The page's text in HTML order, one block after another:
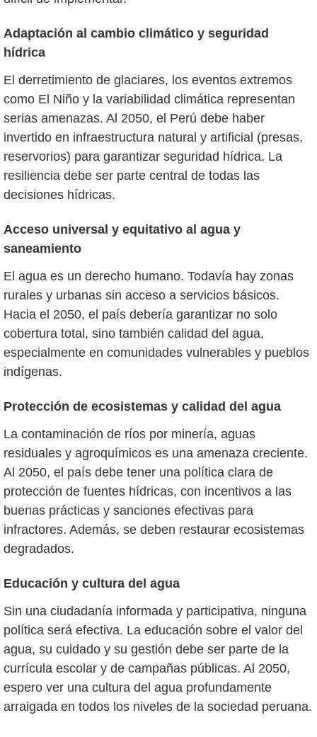
Adaptación al cambio climático y seguridad
hídrica
El derretimiento de glaciares, los eventos extremos
como El Niño y la variabilidad climática representan
serias amenazas. Al 2050, el Perú debe haber
invertido en infraestructura natural y artificial (presas,
reservorios) para garantizar seguridad hídrica. La
resiliencia debe ser parte central de todas las
decisiones hídricas.
Acceso universal y equitativo al agua y
saneamiento
El agua es un derecho humano. Todavía hay zonas
rurales y urbanas sin acceso a servicios básicos.
Hacia el 2050, el país debería garantizar no solo
cobertura total, sino también calidad del agua,
especialmente en comunidades vulnerables y pueblos
indígenas.
Protección de ecosistemas y calidad del agua
La contaminación de ríos por minería, aguas
residuales y agroquímicos es una amenaza creciente.
Al 2050, el país debe tener una política clara de
protección de fuentes hídricas, con incentivos a las
buenas prácticas y sanciones efectivas para
infractores. Además, se deben restaurar ecosistemas
degradados.
Educación y cultura del agua
Sin una ciudadanía informada y participativa, ninguna
política será efectiva. La educación sobre el valor del
agua, su cuidado y su gestión debe ser parte de la
currícula escolar y de campañas públicas. Al 2050,
espero ver una cultura del agua profundamente
arraigada en todos los niveles de la sociedad peruana.